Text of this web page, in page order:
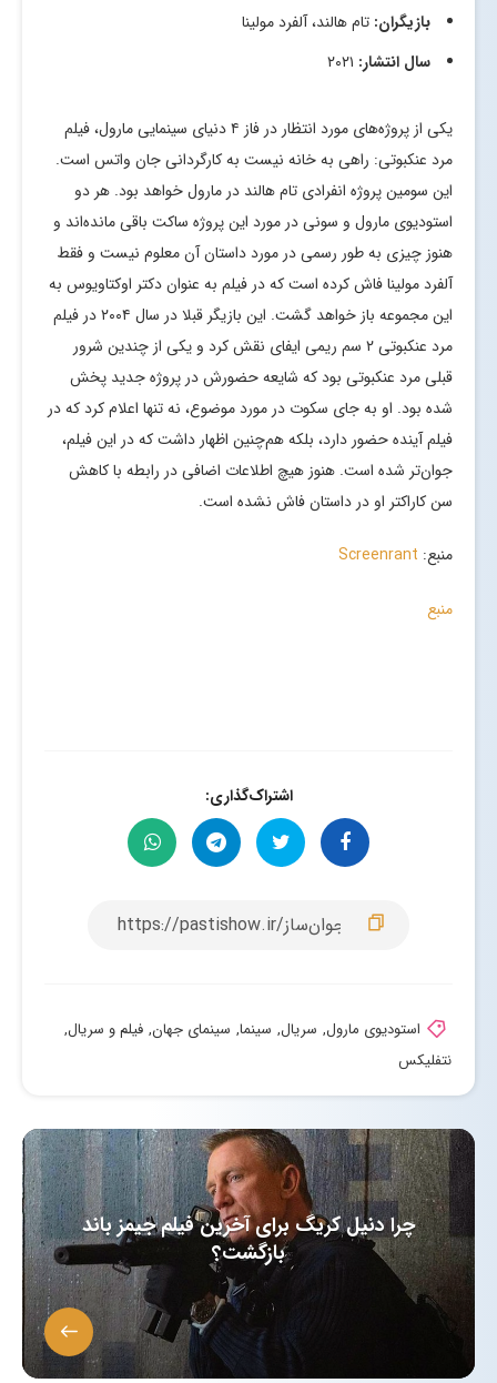
بازیگران: تام هالند، آلفرد مولینا
سال انتشار: ۲۰۲۱
یکی از پروژه‌های مورد انتظار در فاز ۴ دنیای سینمایی مارول، فیلم
مرد عنکبوتی: راهی به خانه نیست به کارگردانی جان واتس است.
این سومین پروژه انفرادی تام هالند در مارول خواهد بود. هر دو
استودیوی مارول و سونی در مورد این پروژه ساکت باقی مانده‌اند و
هنوز چیزی به طور رسمی در مورد داستان آن معلوم نیست و فقط
آلفرد مولینا فاش کرده است که در فیلم به عنوان دکتر اوکتاویوس به
این مجموعه باز خواهد گشت. این بازیگر قبلا در سال ۲۰۰۴ در فیلم
مرد عنکبوتی ۲ سم ریمی ایفای نقش كرد و یكی از چندین شرور
قبلی مرد عنكبوتی بود كه شایعه حضورش در پروژه جدید پخش
شده بود. او به جای سکوت در مورد موضوع، نه تنها اعلام کرد که در
فیلم آینده حضور دارد، بلکه هم‌چنین اظهار داشت که در این فیلم،
جوان‌تر شده است. هنوز هیچ اطلاعات اضافی در رابطه با کاهش
سن کاراکتر او در داستان فاش نشده است.
منبع: Screenrant
منبع
اشتراک‌گذاری:
استودیوی مارول, سریال, سینما, سینمای جهان, فیلم و سریال,
نتفلیکس
چرا دنیل کریگ برای آخرین فیلم جیمز باند
بازگشت؟